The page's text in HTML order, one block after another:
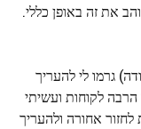
את זה באופן כללי.
גרמו לי להעריך
לקוחות ועשיתי
אחורה ולהעריך